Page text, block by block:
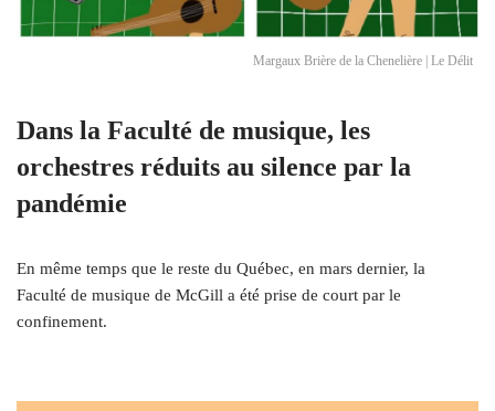
Margaux Brière de la Chenelière | Le Délit
Dans la Faculté de musique, les
orchestres réduits au silence par la
pandémie
En même temps que le reste du Québec, en mars dernier, la
Faculté de musique de McGill a été prise de court par le
confinement.